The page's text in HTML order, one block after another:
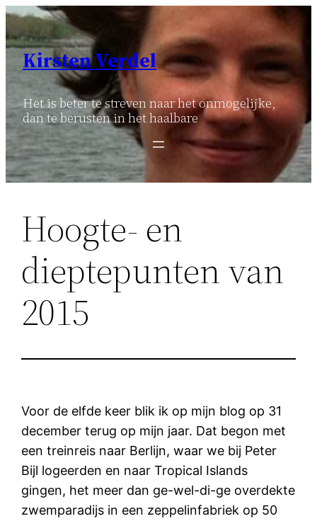
Ga
naar
inhoud
Kirsten Verdel
Het is beter te streven naar het onmogelijke,
dan te berusten in het haalbare
Hoogte- en
dieptepunten van
2015
Voor de elfde keer blik ik op mijn blog op 31
december terug op mijn jaar. Dat begon met
een treinreis naar Berlijn, waar we bij Peter
Bijl logeerden en naar Tropical Islands
gingen, het meer dan ge-wel-di-ge overdekte
zwemparadijs in een zeppelinfabriek op 50